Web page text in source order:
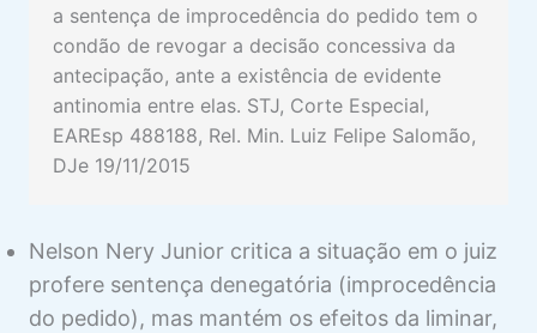
a sentença de improcedência do pedido tem o
condão de revogar a decisão concessiva da
antecipação, ante a existência de evidente
antinomia entre elas. STJ, Corte Especial,
EAREsp 488188, Rel. Min. Luiz Felipe Salomão,
DJe 19/11/2015
Nelson Nery Junior critica a situação em o juiz
profere sentença denegatória (improcedência
do pedido), mas mantém os efeitos da liminar,